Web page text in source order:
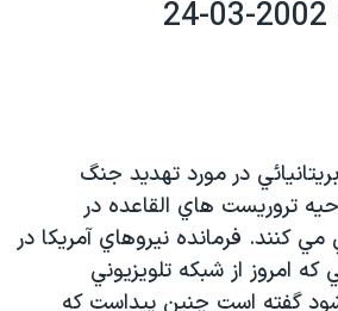
در مورد تهديد جنگ
تروريست هاي القاعده در
مي کنند. فرمانده نيروهاي آمريکا در
که امروز از شبکه تلويزيوني
گفته است چنين پيداست که